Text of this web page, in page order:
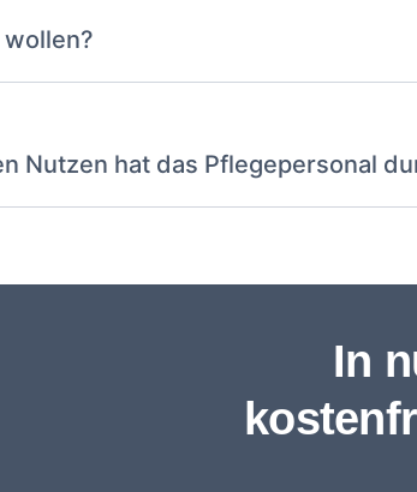
Nutzen hat das Pflegepersonal
In